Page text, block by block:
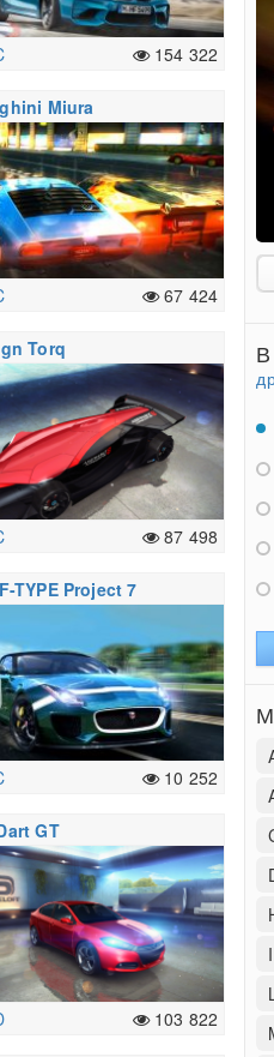
154 322
Miura
67 424
Torq
87 498
TYPE Project 7
10 252
GT
103 822
В